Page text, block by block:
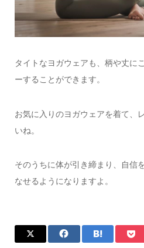
タイトなヨガウェアも、柄や丈に
ーすることができます。
お気に入りのヨガウェアを着て、
いね。
そのうちに体が引き締まり、自信
なせるようになりますよ。